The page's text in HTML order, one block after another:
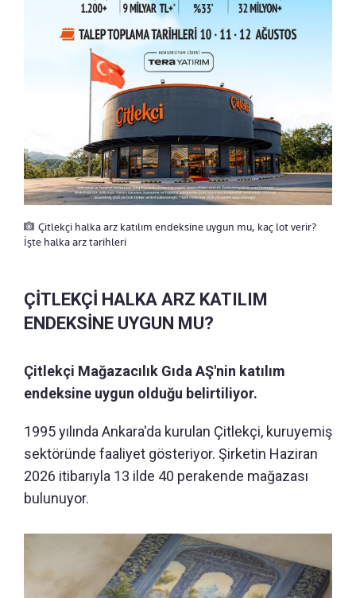
Çitlekçi halka arz katılım endeksine uygun mu, kaç lot verir?
İşte halka arz tarihleri
ÇİTLEKÇİ HALKA ARZ KATILIM
ENDEKSİNE UYGUN MU?
Çitlekçi Mağazacılık Gıda AŞ'nin katılım
endeksine uygun olduğu belirtiliyor.
1995 yılında Ankara'da kurulan Çitlekçi, kuruyemiş
sektöründe faaliyet gösteriyor. Şirketin Haziran
2026 itibarıyla 13 ilde 40 perakende mağazası
bulunuyor.